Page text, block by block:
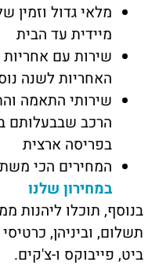
מלאי גדול וזמין
מיידית עד הבית
שירות עם
האחריות לשנה
שירותי התאמה
הרכב שבבעלותם
בפריסה ארצית
המחירים הכי
במחירון שלנו
בנוסף, תוכלו ליהנות
תשלום, וביניהן,
ביט, פייבוקס ו-צ'קים.